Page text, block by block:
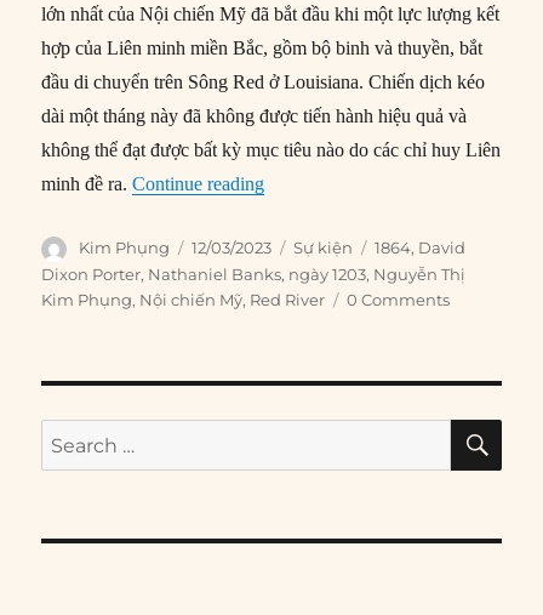
lớn nhất của Nội chiến Mỹ đã bắt đầu khi một lực lượng kết
hợp của Liên minh miền Bắc, gồm bộ binh và thuyền, bắt
đầu di chuyển trên Sông Red ở Louisiana. Chiến dịch kéo
dài một tháng này đã không được tiến hành hiệu quả và
không thể đạt được bất kỳ mục tiêu nào do các chỉ huy Liên
minh đề ra.Continue reading“12/03/1864: Chiến dịch Sông
Author
Kim Phụng
Posted
on
12/03/2023 Categories
Sự kiện Tags
1864, David
Dixon Porter, Nathaniel Banks, ngày 1203, Nguyễn Thị
Kim Phụng, Nội chiến Mỹ, Red River 0 Comments
Search
for: